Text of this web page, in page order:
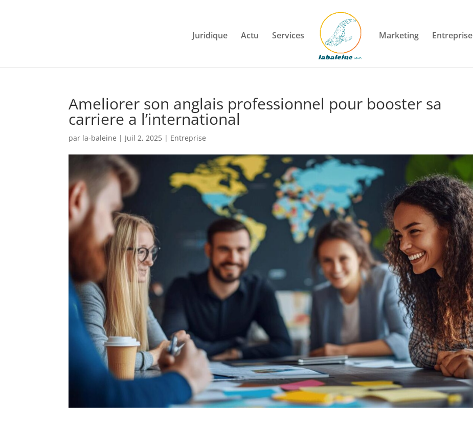
Juridique Actu Services Marketing Entreprise
Ameliorer son anglais professionnel pour booster sa
carriere a l’international
par la-baleine | Juil 2, 2025 | Entreprise